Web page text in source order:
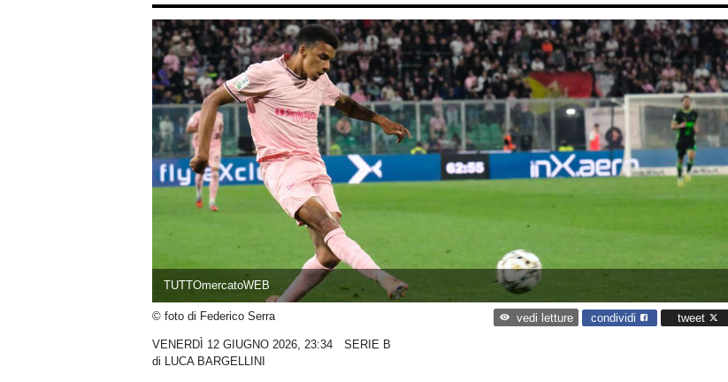
TUTTOmercatoWEB
© foto di Federico Serra vedi letture condividi tweet
VENERDÌ 12 GIUGNO 2026, 23:34
SERIE B
di LUCA BARGELLINI